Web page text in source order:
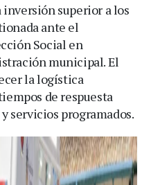
superior a los
ante el
Social en
municipal. El
la logística
de respuesta
servicios programados.